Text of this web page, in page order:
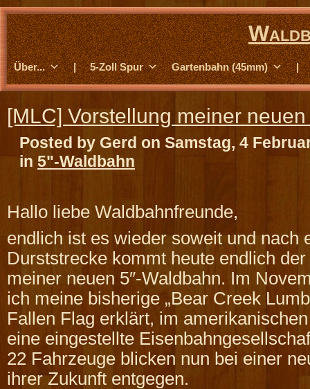
Über... | 5-Zoll Spur Gartenbahn (45mm) |
[MLC] Vorstellung meiner
Posted by Gerd on Samstag, 4
in 5"-Waldbahn
Hallo liebe Waldbahnfreunde,
endlich ist es wieder soweit und nach
Durststrecke kommt heute endlich
meiner neuen 5″-Waldbahn. Im
ich meine bisherige „Bear Creek
Fallen Flag erklärt, im
eine eingestellte
22 Fahrzeuge blicken nun bei einer
ihrer Zukunft entgegen.